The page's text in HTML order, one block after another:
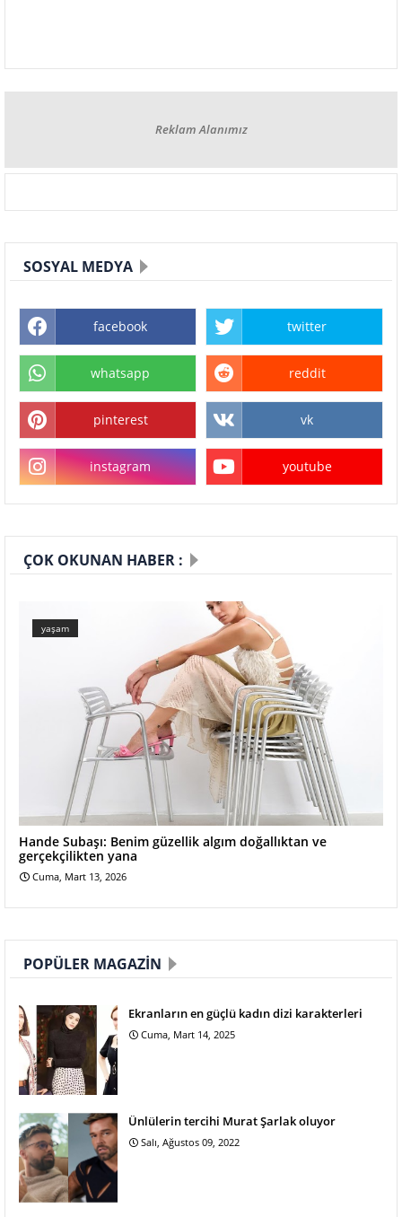
Reklam Alanımız
SOSYAL MEDYA
facebook twitter
whatsapp reddit
pinterest vk
instagram youtube
ÇOK OKUNAN HABER :
yaşam
Hande Subaşı: Benim güzellik algım doğallıktan ve
gerçekçilikten yana
Cuma, Mart 13, 2026
POPÜLER MAGAZIN
Ekranların en güçlü kadın dizi karakterleri
Cuma, Mart 14, 2025
Ünlülerin tercihi Murat Şarlak oluyor
Salı, Ağustos 09, 2022